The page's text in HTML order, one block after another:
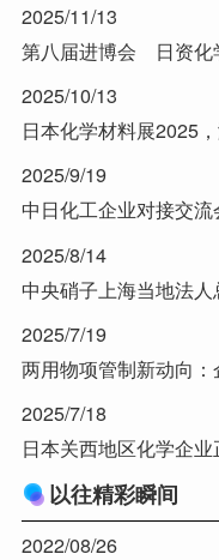
2025/11/13
第八届进博会 日资化
2025/10/13
日本化学材料展2025
2025/9/19
中日化工企业对接交
2025/8/14
中央硝子上海当地法
2025/7/19
两用物项管制新动向：
2025/7/18
日本关西地区化学企
以往精彩瞬间
2022/08/26